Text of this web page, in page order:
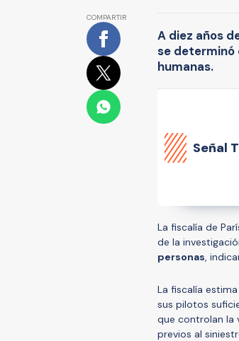
COMPARTIR
A diez años
se determinó
humanas.
Señal
La fiscalía de
de la
personas,
La fiscalía
sus pilotos
que controlan la
previos al